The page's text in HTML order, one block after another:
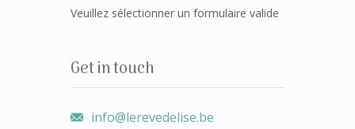
Veuillez sélectionner un formulaire valide
Get in touch
info@lerevedelise.be